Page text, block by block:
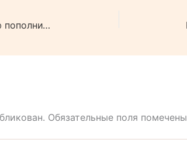
Дроздов с большой вероятностью пополнит состав ЦСКА.
Обязательные поля помечены